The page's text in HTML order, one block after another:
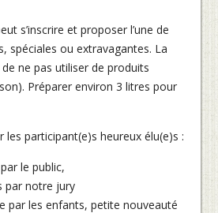
s’inscrire et proposer l’une de
spéciales ou extravagantes. La
ne pas utiliser de produits
Préparer environ 3 litres pour
les participant(e)s heureux élu(e)s :
le public,
par notre jury
par les enfants, petite nouveauté